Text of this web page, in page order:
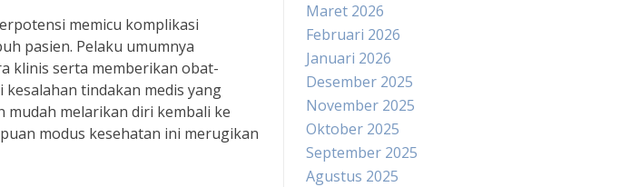
memicu komplikasi
pasien. Pelaku umumnya
klinis serta memberikan obat-
tindakan medis yang
mudah melarikan diri kembali ke
modus kesehatan ini merugikan
Maret 2026
Februari 2026
Januari 2026
Desember 2025
November 2025
Oktober 2025
September 2025
Agustus 2025